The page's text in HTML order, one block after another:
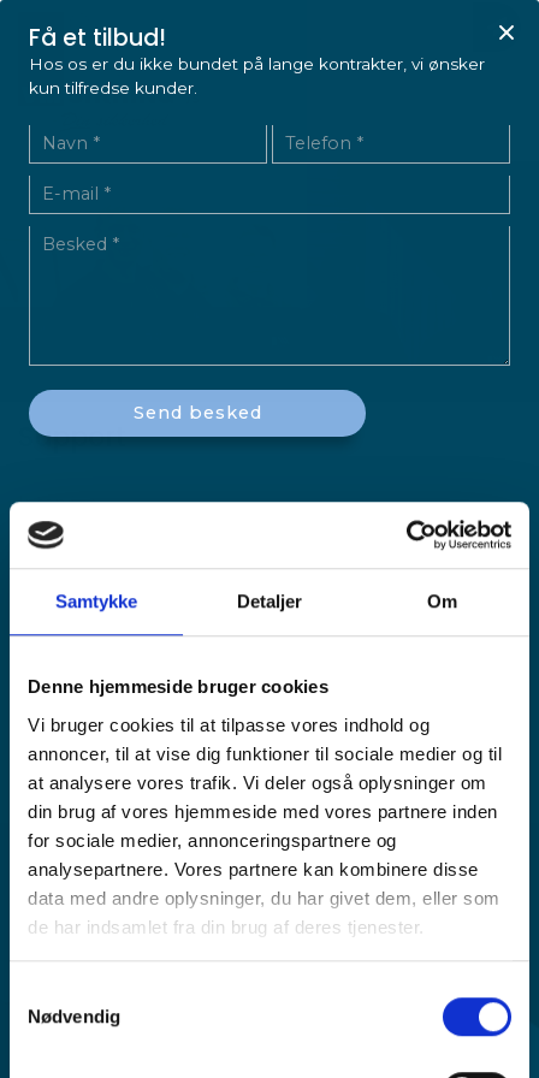
Samtykke Detaljer Om
Denne hjemmeside bruger cookies
Vi bruger cookies til at tilpasse vores indhold og
annoncer, til at vise dig funktioner til sociale medier og til
at analysere vores trafik. Vi deler også oplysninger om
din brug af vores hjemmeside med vores partnere inden
for sociale medier, annonceringspartnere og
analysepartnere. Vores partnere kan kombinere disse
data med andre oplysninger, du har givet dem, eller som
de har indsamlet fra din brug af deres tjenester.
Nødvendig
hovedindhold
Support
Interview
Telefon
Få et tilbud!
Hos os er du ikke bundet på lange kontrakter, vi ønsker
kun tilfredse kunder.